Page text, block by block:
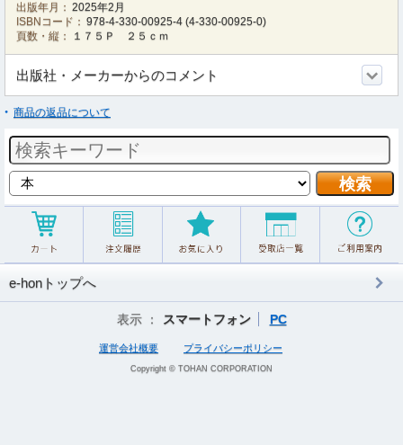
出版年月： 2025年2月
ISBNコード： 978-4-330-00925-4 (4-330-00925-0)
頁数・縦：
１７５Ｐ ２５ｃｍ
出版社・メーカーからのコメント
商品の返品について
e-honトップへ
表示 ： スマートフォン PC
運営会社概要 プライバシーポリシー
Copyright © TOHAN CORPORATION